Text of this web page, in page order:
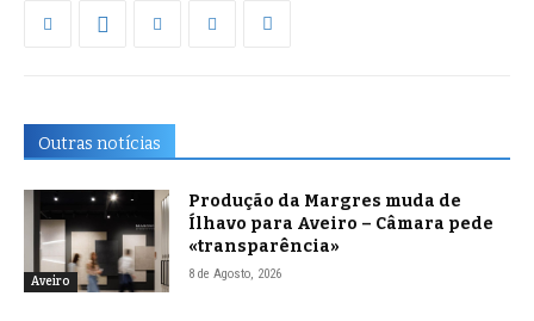
Outras notícias
Aveiro
Produção da Margres muda de
Ílhavo para Aveiro – Câmara pede
«transparência»
8 de Agosto, 2026